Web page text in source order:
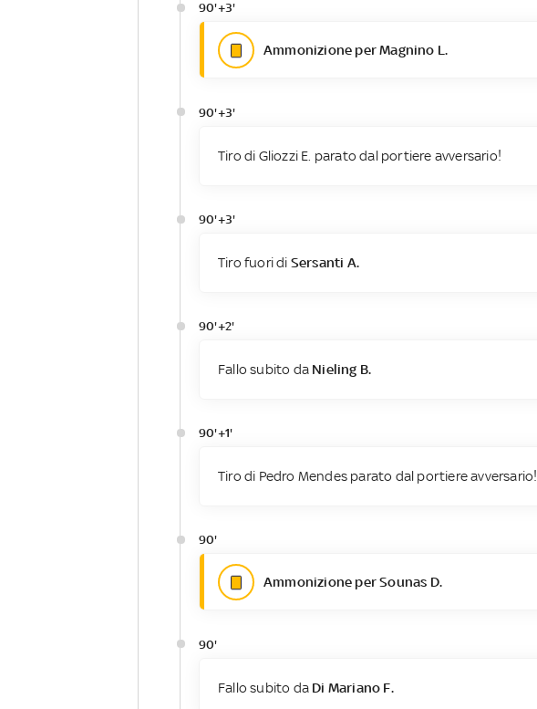
90'+3'
Ammonizione per Magnino L.
90'+3'
Tiro di Gliozzi E. parato dal portiere avversario!
90'+3'
Tiro fuori di Sersanti A.
90'+2'
Fallo subito da Nieling B.
90'+1'
Tiro di Pedro Mendes parato dal portiere avversario!
90'
Ammonizione per Sounas D.
90'
Fallo subito da Di Mariano F.